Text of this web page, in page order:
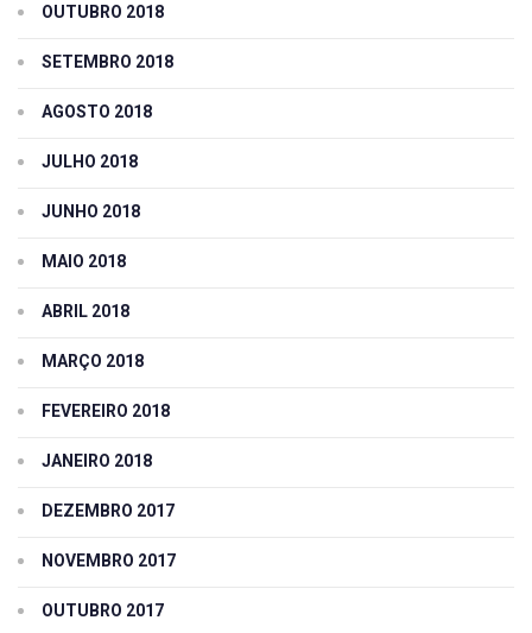
OUTUBRO 2018
SETEMBRO 2018
AGOSTO 2018
JULHO 2018
JUNHO 2018
MAIO 2018
ABRIL 2018
MARÇO 2018
FEVEREIRO 2018
JANEIRO 2018
DEZEMBRO 2017
NOVEMBRO 2017
OUTUBRO 2017